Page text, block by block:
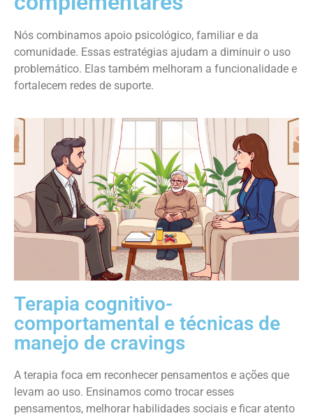
Nós combinamos apoio psicológico, familiar e da
comunidade. Essas estratégias ajudam a diminuir o uso
problemático. Elas também melhoram a funcionalidade e
fortalecem redes de suporte.
Terapia cognitivo-
comportamental e técnicas de
manejo de cravings
A terapia foca em reconhecer pensamentos e ações que
levam ao uso. Ensinamos como trocar esses
pensamentos, melhorar habilidades sociais e ficar atento